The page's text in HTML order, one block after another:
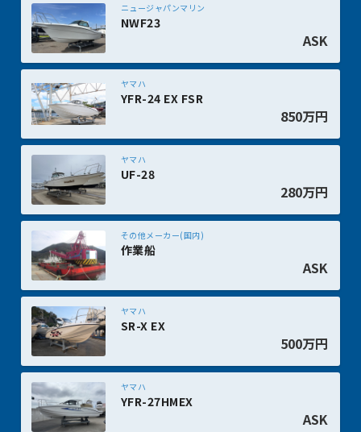
NWF23
ニュージャパンマリン
ASK
YFR-24 EX FSR
ヤマハ
850万円
UF-28
ヤマハ
280万円
作業船
その他メーカー(国内)
ASK
SR-X EX
ヤマハ
500万円
YFR-27HMEX
ヤマハ
ASK